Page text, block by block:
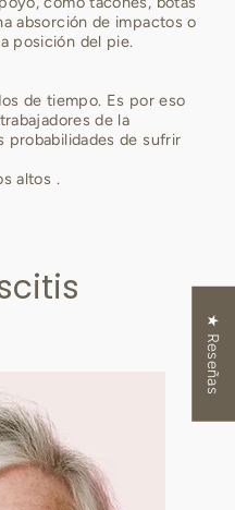
absorción de impactos o
posición del pie.
de tiempo. Es por eso
de la
probabilidades de sufrir
altos .
★ Reseñas